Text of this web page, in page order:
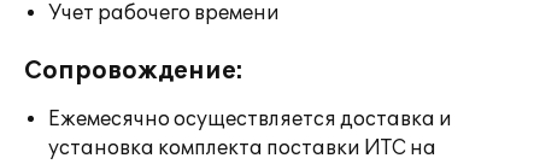
Учет рабочего времени
Сопровождение:
Ежемесячно осуществляется доставка и
установка комплекта поставки ИТС на